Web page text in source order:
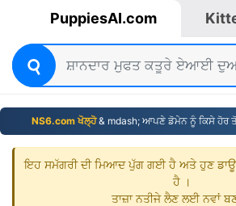
PuppiesAI.com
NS6.com ਖੋਲ੍ਹੋ& mdash; ਆਪਣੇ ਡੋਮੇਨ ਨੂੰ ਕਿਸੇ ਹੋਰ ਤੋਂ
ਇਹ ਸਮੱਗਰੀ ਦੀ ਮਿਆਦ ਪੁੱਗ ਗਈ ਹੈ ਅਤੇ ਹੁਣ
ਹੈ ।
ਤਾਜ਼ਾ ਨਤੀਜੇ ਲੈਣ ਲਈ ਨਵਾਂ